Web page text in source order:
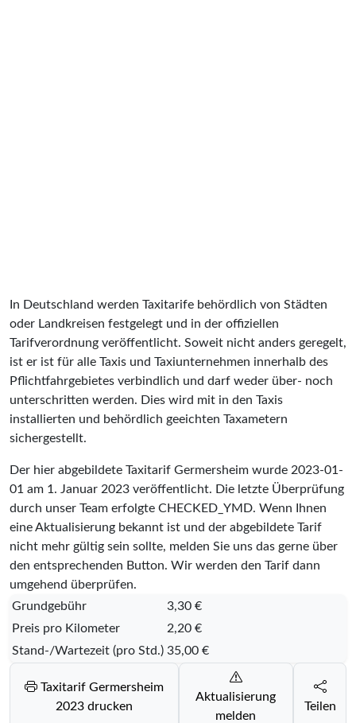
In Deutschland werden Taxitarife behördlich von Städten
oder Landkreisen festgelegt und in der offiziellen
Tarifverordnung veröffentlicht. Soweit nicht anders geregelt,
ist er ist für alle Taxis und Taxiunternehmen innerhalb des
Pflichtfahrgebietes verbindlich und darf weder über- noch
unterschritten werden. Dies wird mit in den Taxis
installierten und behördlich geeichten Taxametern
sichergestellt.
Der hier abgebildete Taxitarif Germersheim wurde 2023-01-
01 am 1. Januar 2023 veröffentlicht. Die letzte Überprüfung
durch unser Team erfolgte CHECKED_YMD. Wenn Ihnen
eine Aktualisierung bekannt ist und der abgebildete Tarif
nicht mehr gültig sein sollte, melden Sie uns das gerne über
den entsprechenden Button. Wir werden den Tarif dann
umgehend überprüfen.
Grundgebühr
3,30 €
Preis pro Kilometer
2,20 €
Stand-/Wartezeit (pro Std.) 35,00 €
Taxitarif Germersheim
2023 drucken
Aktualisierung
melden
Teilen